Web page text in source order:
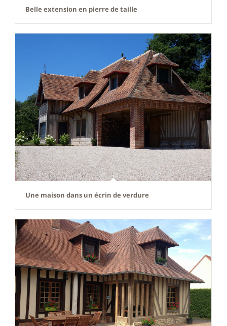
Belle extension en pierre de taille
Une maison dans un écrin de verdure